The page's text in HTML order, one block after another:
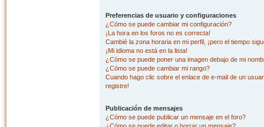
Preferencias de usuario y configuraciones
¿Cómo se puede cambiar mi configuración?
¡La hora en los foros no es correcta!
Cambié la zona horaria en mi perfil, ¡pero el tiempo
¡Mi idioma no está en la lista!
¿Cómo se puede poner una imagen debajo de mi
¿Cómo se puede cambiar mi rango?
Cuando hago clic sobre el enlace de e-mail de un
registre!
Publicación de mensajes
¿Cómo se puede publicar un mensaje en el foro?
¿Cómo se puede editar o borrar un mensaje?